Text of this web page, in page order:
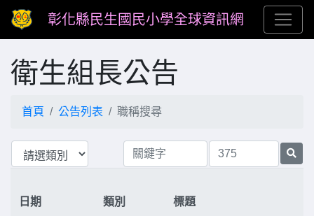
彰化縣民生國民小學全球資訊網
衛生組長公告
首頁 公告列表 職稱搜尋
日期 類別 標題